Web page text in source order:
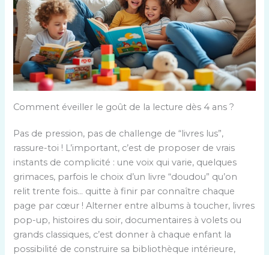
Comment éveiller le goût de la lecture dès 4 ans ?
Pas de pression, pas de challenge de “livres lus”,
rassure-toi ! L’important, c’est de proposer de vrais
instants de complicité : une voix qui varie, quelques
grimaces, parfois le choix d’un livre “doudou” qu’on
relit trente fois… quitte à finir par connaître chaque
page par cœur ! Alterner entre albums à toucher, livres
pop-up, histoires du soir, documentaires à volets ou
grands classiques, c’est donner à chaque enfant la
possibilité de construire sa bibliothèque intérieure,